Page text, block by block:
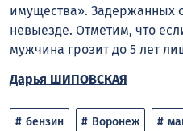
имущества». Задержанных
невыезде. Отметим, что
мужчина грозит до 5 лет
Дарья ШИПОВСКАЯ
бензин Воронеж